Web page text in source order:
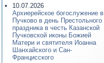
10.07.2026
Архиерейское богослужение в
Пучково в день Престольного
праздника в честь Казанской
Пучковской иконы Божией
Матери и святителя Иоанна
Шанхайского и Сан-
Францисского